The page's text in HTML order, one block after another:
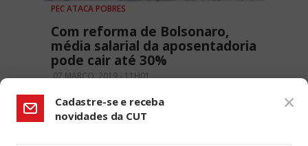
PEC ATACA POBRES
Com reforma de Bolsonaro,
média salarial da aposentadoria
pode cair até 30%
07 MARÇO, 2019 - 11H01
Cadastre-se e receba
novidades da CUT